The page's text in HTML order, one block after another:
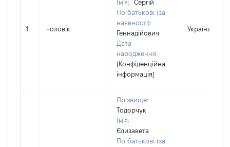
1 чоловік
Ім'я:
Сергій
По батькові (за
наявності):
Геннадійович
Дата
народження:
[Конфіденційна
інформація]
Україна
Прізвище:
Тодорчук
Ім'я:
Єлизавета
По батькові (за